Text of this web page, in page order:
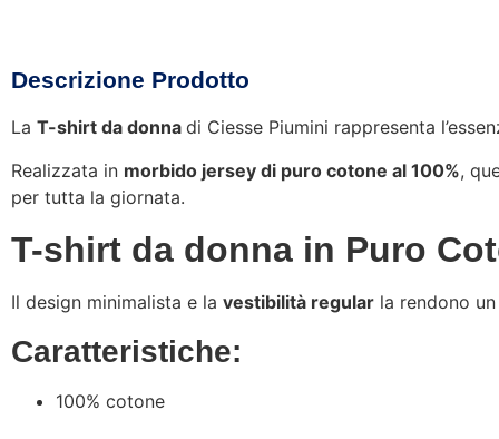
Descrizione Prodotto
La T-shirt da donna di Ciesse Piumini rappresenta
Realizzata in morbido jersey di puro cotone al 100%,
per tutta la giornata.
T-shirt da donna in Puro
Il design minimalista e la vestibilità regular la rendono
Caratteristiche:
100% cotone